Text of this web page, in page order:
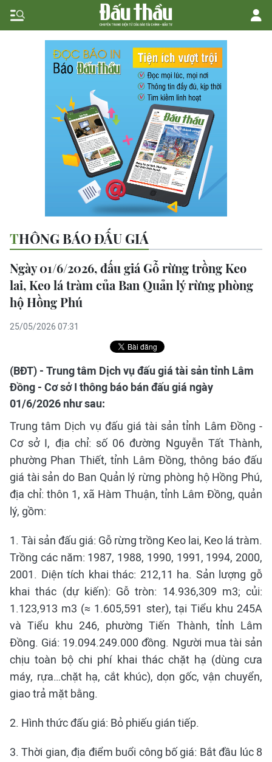
THÔNG BÁO ĐẤU GIÁ
Ngày 01/6/2026, đấu giá Gỗ rừng trồng Keo
lai, Keo lá tràm của Ban Quản lý rừng phòng
hộ Hồng Phú
25/05/2026 07:31
(BĐT) - Trung tâm Dịch vụ đấu giá tài sản tỉnh Lâm
Đồng - Cơ sở I thông báo bán đấu giá ngày
01/6/2026 như sau:
Trung tâm Dịch vụ đấu giá tài sản tỉnh Lâm Đồng -
Cơ sở I, địa chỉ: số 06 đường Nguyễn Tất Thành,
phường Phan Thiết, tỉnh Lâm Đồng, thông báo đấu
giá tài sản do Ban Quản lý rừng phòng hộ Hồng Phú,
địa chỉ: thôn 1, xã Hàm Thuận, tỉnh Lâm Đồng, quản
lý, gồm:
1. Tài sản đấu giá: Gỗ rừng trồng Keo lai, Keo lá tràm.
Trồng các năm: 1987, 1988, 1990, 1991, 1994, 2000,
2001. Diện tích khai thác: 212,11 ha. Sản lượng gỗ
khai thác (dự kiến): Gỗ tròn: 14.936,309 m3; củi:
1.123,913 m3 (≈ 1.605,591 ster), tại Tiểu khu 245A
và Tiểu khu 246, phường Tiến Thành, tỉnh Lâm
Đồng. Giá: 19.094.249.000 đồng. Người mua tài sản
chịu toàn bộ chi phí khai thác chặt hạ (dùng cưa
máy, rựa…chặt hạ, cắt khúc), dọn gốc, vận chuyển,
giao trả mặt bằng.
2. Hình thức đấu giá: Bỏ phiếu gián tiếp.
3. Thời gian, địa điểm buổi công bố giá: Bắt đầu lúc 8